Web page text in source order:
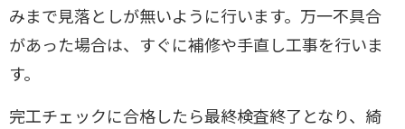
みまで見落としが無いように行います。万一不具合
があった場合は、すぐに補修や手直し工事を行いま
す。
完工チェックに合格したら最終検査終了となり、綺